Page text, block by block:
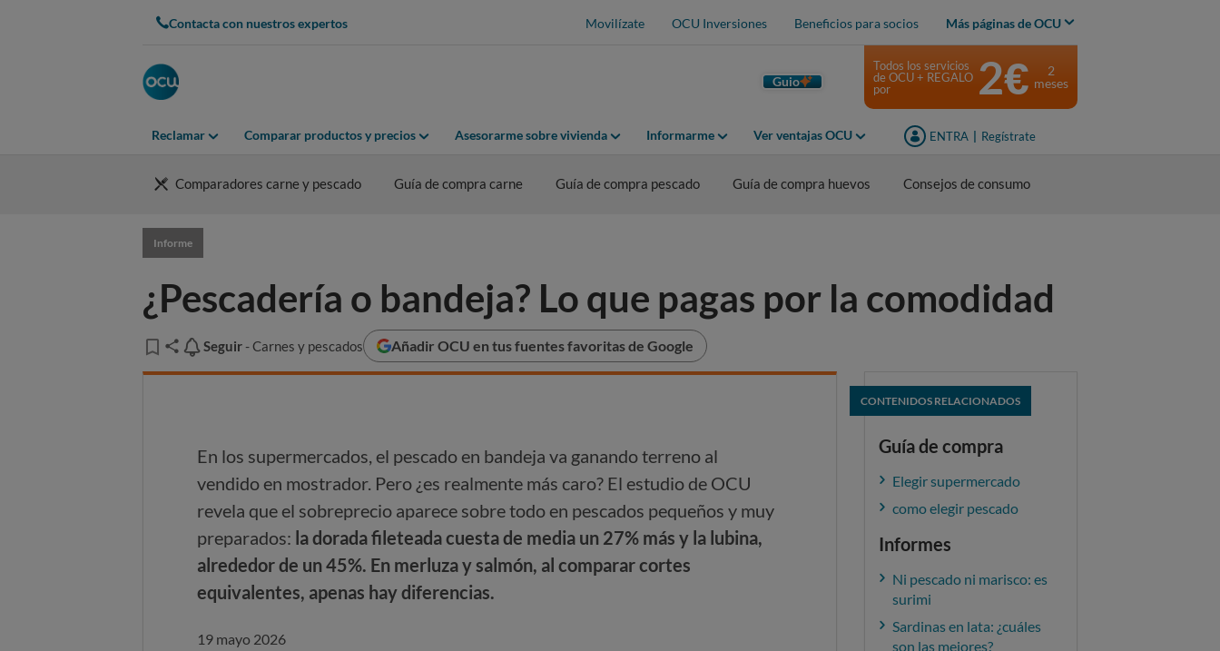
Contacta con nuestros expertos Movilízate OCU Inversiones Beneficios para socios Más páginas de OCU
Guio
Reclamar Comparar productos y precios Asesorarme sobre vivienda Informarme Ver ventajas OCU ENTRA Regístrate
Todos los servicios
de OCU + REGALO
por
2€
2
meses
Comparadores carne y pescado Guía de compra carne Guía de compra pescado Guía de compra huevos Consejos de consumo
Informe
¿Pescadería o bandeja? Lo que pagas por la comodidad
Seguir
Seguir - Carnes y pescados Añadir OCU en tus fuentes favoritas de Google
En los supermercados, el pescado en bandeja va ganando terreno al
vendido en mostrador. Pero ¿es realmente más caro? El estudio de OCU
revela que el sobreprecio aparece sobre todo en pescados pequeños y muy
preparados: la dorada fileteada cuesta de media un 27% más y la lubina,
alrededor de un 45%. En merluza y salmón, al comparar cortes
equivalentes, apenas hay diferencias.
19 mayo 2026
CONTENIDOS RELACIONADOS
Guía de compra
Elegir supermercado
como elegir pescado
Informes
Ni pescado ni marisco: es
surimi
Sardinas en lata: ¿cuáles
son las mejores?